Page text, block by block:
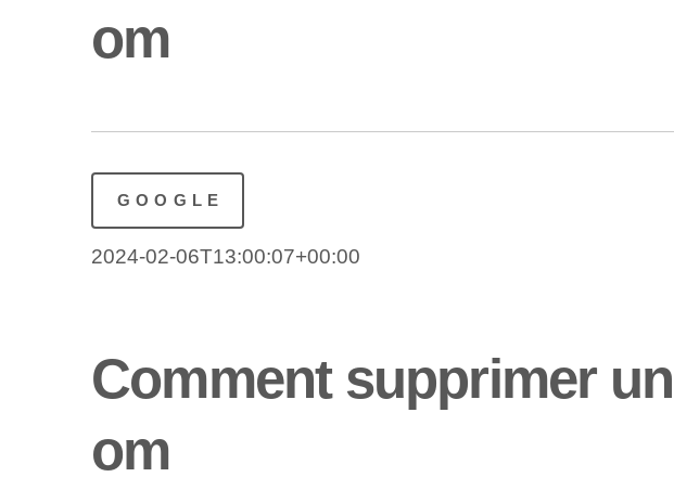
om
GOOGLE
2024-02-06T13:00:07+00:00
Comment supprimer
om